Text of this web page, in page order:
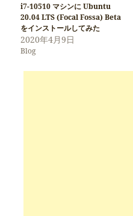
i7-10510 マシンに Ubuntu
20.04 LTS (Focal Fossa) Beta
をインストールしてみた
2020年4月9日
Blog